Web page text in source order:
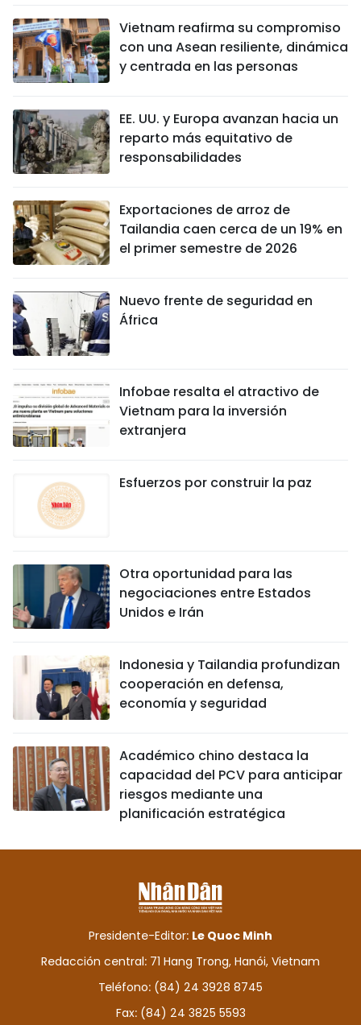
Vietnam reafirma su compromiso
con una Asean resiliente, dinámica
y centrada en las personas
EE. UU. y Europa avanzan hacia un
reparto más equitativo de
responsabilidades
Exportaciones de arroz de
Tailandia caen cerca de un 19% en
el primer semestre de 2026
Nuevo frente de seguridad en
África
Infobae resalta el atractivo de
Vietnam para la inversión
extranjera
Esfuerzos por construir la paz
Otra oportunidad para las
negociaciones entre Estados
Unidos e Irán
Indonesia y Tailandia profundizan
cooperación en defensa,
economía y seguridad
Académico chino destaca la
capacidad del PCV para anticipar
riesgos mediante una
planificación estratégica
Presidente-Editor: Le Quoc Minh
Redacción central: 71 Hang Trong, Hanói, Vietnam
Teléfono: (84) 24 3928 8745
Fax: (84) 24 3825 5593